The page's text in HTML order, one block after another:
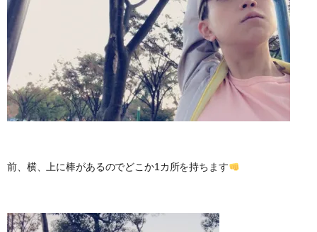
前、横、上に棒があるのでどこか1カ所を持ちます